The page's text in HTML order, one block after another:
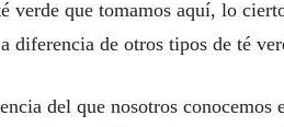
verde que tomamos aquí, lo
diferencia de otros tipos de té
del que nosotros conocemos